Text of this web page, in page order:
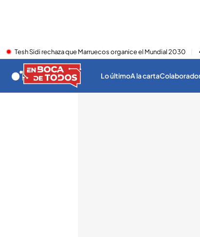
Tesh Sidi rechaza que Marruecos organice el Mundial 2030
Lo últimoA la carta